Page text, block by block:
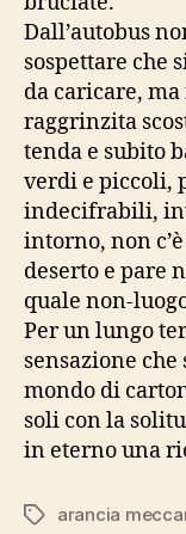
Dall’autobus
sospettare che
da caricare,
raggrinzita
tenda e subito
verdi e piccoli,
indecifrabili,
intorno, non
deserto e pare
quale non-
Per un lungo
sensazione
mondo di
soli con la
in eterno una
Tag arancia